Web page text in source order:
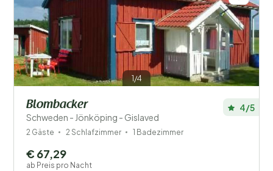
1/4
Blombacker
Schweden - Jönköping - Gislaved
4/5
2 Gäste 2 Schlafzimmer 1 Badezimmer
€ 67,29
ab Preis pro Nacht